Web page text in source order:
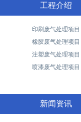
工程介绍
印刷废气处理项目
橡胶废气处理项目
注塑废气处理项目
喷漆废气处理项目
新闻资讯